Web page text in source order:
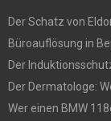
Der Schatz von
Büroauflösung in
Der
Der Dermatologe:
Wer einen BMW